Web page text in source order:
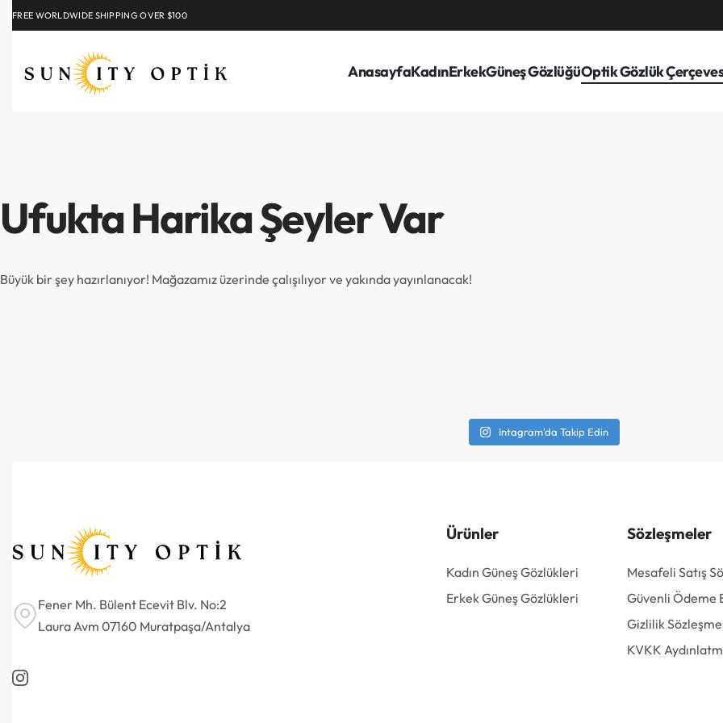
FREE WORLDWIDE SHIPPING OVER $100
AnasayfaKadınErkekGüneş GözlüğüOptik Gözlük
Ufukta Harika Şeyler Var
Büyük bir şey hazırlanıyor! Mağazamız üzerinde çalışılıyor ve yakında yayınlanacak!
Intagram'da Takip Edin
Fener Mh. Bülent Ecevit Blv. No:2
Laura Avm 07160 Muratpaşa/Antalya
Ürünler
Kadın Güneş Gözlükleri
Erkek Güneş Gözlükleri
Sözleşmeler
Mesafeli Satış
Güvenli Ödeme
Gizlilik
KVKK